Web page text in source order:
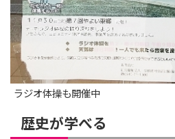
ラジオ体操も開催中
歴史が学べる